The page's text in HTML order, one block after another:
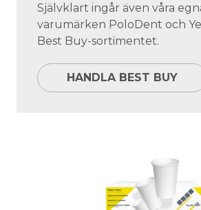
Självklart ingår även våra
varumärken PoloDent och
Best Buy-sortimentet.
HANDLA BEST BUY